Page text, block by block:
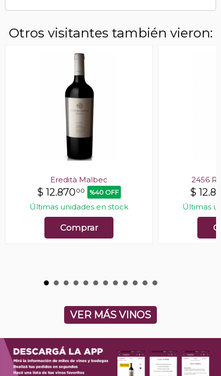
Otros visitantes también vieron:
Eredità Malbec
$ 12.87000 %40 OFF
Últimas unidades en stock
Comprar
2456
$
Últimas
VER MÁS VINOS